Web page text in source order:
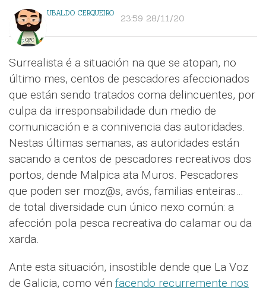
UBALDO CERQUEIRO 23:59 28/11/20
Surrealista é a situación na que se atopan, no
último mes, centos de pescadores afeccionados
que están sendo tratados coma delincuentes, por
culpa da irresponsabilidade dun medio de
comunicación e a connivencia das autoridades.
Nestas últimas semanas, as autoridades están
sacando a centos de pescadores recreativos dos
portos, dende Malpica ata Muros. Pescadores
que poden ser moz@s, avós, familias enteiras…
de total diversidade cun único nexo común: a
afección pola pesca recreativa do calamar ou da
xarda.
Ante esta situación, insostible dende que La Voz
de Galicia, como vén facendo recurremente nos